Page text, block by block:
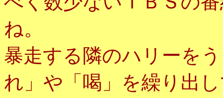
ね。
暴走する隣のハリーを
れ」や「喝」を繰り出